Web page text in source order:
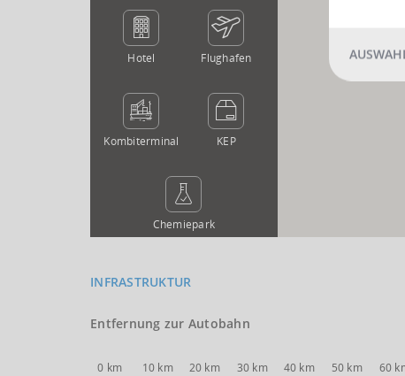
Hotel Flughafen
Kombi­terminal KEP
Chemie­park
INFRASTRUKTUR
Entfernung zur Autobahn
0 km 10 km 20 km 30 km 40 km 50 km 60